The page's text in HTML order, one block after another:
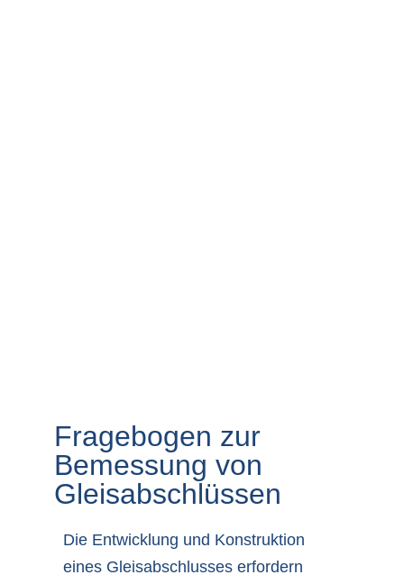
Fragebogen zur
Bemessung von
Gleisabschlüssen
Die Entwicklung und Konstruktion
eines Gleisabschlusses erfordern